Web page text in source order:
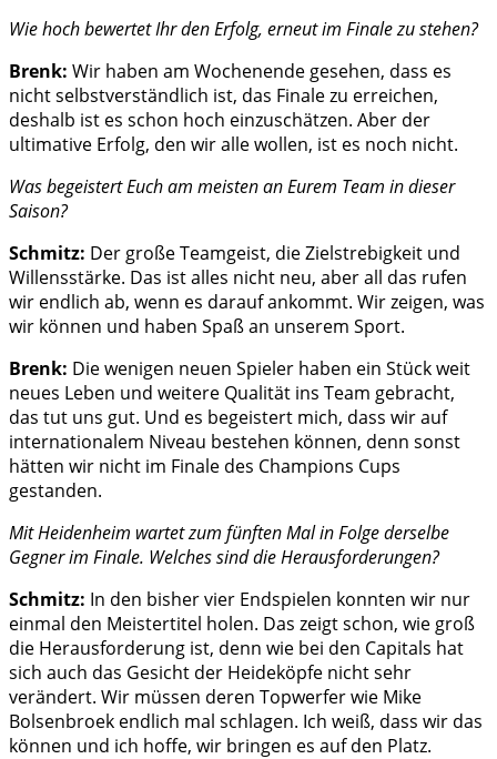
Wie hoch bewertet Ihr den Erfolg, erneut im Finale zu stehen?
Brenk: Wir haben am Wochenende gesehen, dass es
nicht selbstverständlich ist, das Finale zu erreichen,
deshalb ist es schon hoch einzuschätzen. Aber der
ultimative Erfolg, den wir alle wollen, ist es noch nicht.
Was begeistert Euch am meisten an Eurem Team in dieser
Saison?
Schmitz: Der große Teamgeist, die Zielstrebigkeit und
Willensstärke. Das ist alles nicht neu, aber all das rufen
wir endlich ab, wenn es darauf ankommt. Wir zeigen, was
wir können und haben Spaß an unserem Sport.
Brenk: Die wenigen neuen Spieler haben ein Stück weit
neues Leben und weitere Qualität ins Team gebracht,
das tut uns gut. Und es begeistert mich, dass wir auf
internationalem Niveau bestehen können, denn sonst
hätten wir nicht im Finale des Champions Cups
gestanden.
Mit Heidenheim wartet zum fünften Mal in Folge derselbe
Gegner im Finale. Welches sind die Herausforderungen?
Schmitz: In den bisher vier Endspielen konnten wir nur
einmal den Meistertitel holen. Das zeigt schon, wie groß
die Herausforderung ist, denn wie bei den Capitals hat
sich auch das Gesicht der Heideköpfe nicht sehr
verändert. Wir müssen deren Topwerfer wie Mike
Bolsenbroek endlich mal schlagen. Ich weiß, dass wir das
können und ich hoffe, wir bringen es auf den Platz.